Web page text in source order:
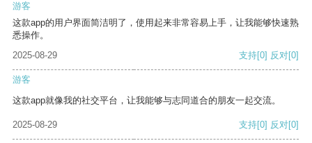
游客
这款app的用户界面简洁明了，使用起来非常容易上手，让我能够快速熟
悉操作。
2025-08-29
支持[0] 反对[0]
游客
这款app就像我的社交平台，让我能够与志同道合的朋友一起交流。
2025-08-29 支持[0] 反对[0]